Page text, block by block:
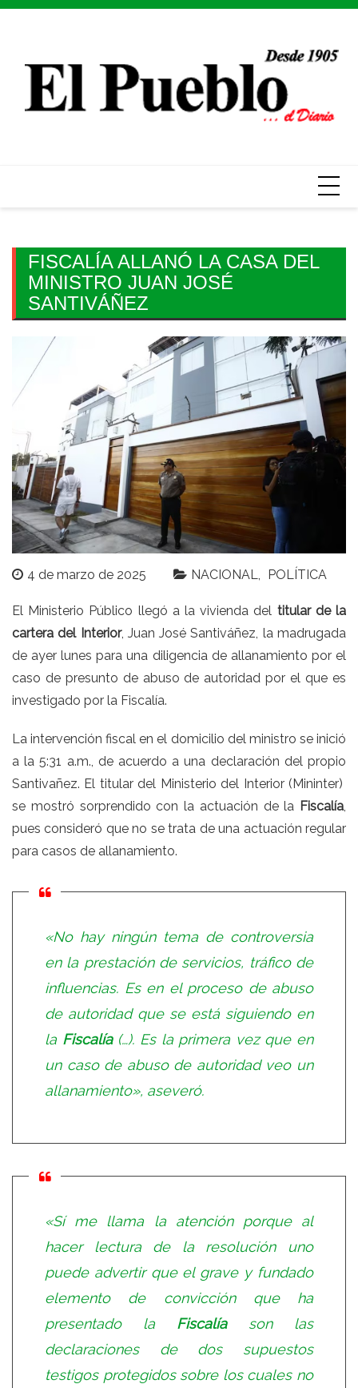
Skip
FISCALÍA ALLANÓ LA CASA DEL
MINISTRO JUAN JOSÉ
SANTIVÁÑEZ
4 de marzo de 2025 NACIONAL POLÍTICA
El Ministerio Público llegó a la vivienda del titular de la
cartera del Interior, Juan José Santiváñez , la madrugada
de ayer lunes para una diligencia de allanamiento por el
caso de presunto de abuso de autoridad por el que es
investigado por la Fiscalía.
La intervención fiscal en el domicilio del ministro se inició
a la 5:31 a.m., de acuerdo a una declaración del propio
Santivañez. El titular del Ministerio del Interior (Mininter)
se mostró sorprendido con la actuación de la Fiscalía
pues consideró que no se trata de una actuación regular
para casos de allanamiento.
«No hay ningún tema de controversia
en la prestación de servicios, tráfico de
influencias. Es en el proceso de abuso
de autoridad que se está siguiendo en
la Fiscalía (…). Es la primera vez que en
un caso de abuso de autoridad veo un
allanamiento», aseveró.
«Sí me llama la atención porque al
hacer lectura de la resolución uno
puede advertir que el grave y fundado
elemento de convicción que ha
presentado la Fiscalía son las
declaraciones de dos supuestos
testigos protegidos sobre los cuales no